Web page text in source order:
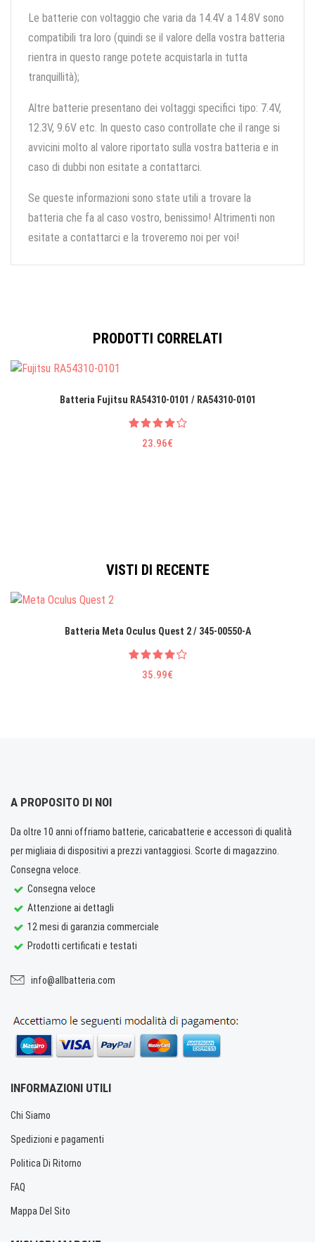
Le batterie con voltaggio che varia da 14.4V a 14.8V sono
compatibili tra loro (quindi se il valore della vostra batteria
rientra in questo range potete acquistarla in tutta
tranquillità);
Altre batterie presentano dei voltaggi specifici tipo: 7.4V,
12.3V, 9.6V etc. In questo caso controllate che il range si
avvicini molto al valore riportato sulla vostra batteria e in
caso di dubbi non esitate a contattarci.
Se queste informazioni sono state utili a trovare la
batteria che fa al caso vostro, benissimo! Altrimenti non
esitate a contattarci e la troveremo noi per voi!
PRODOTTI CORRELATI
Batteria Fujitsu RA54310-0101 / RA54310-0101
23.96€
VISTI DI RECENTE
Batteria Meta Oculus Quest 2 / 345-00550-A
35.99€
A PROPOSITO DI NOI
Da oltre 10 anni offriamo batterie, caricabatterie e accessori di qualità
per migliaia di dispositivi a prezzi vantaggiosi. Scorte di magazzino.
Consegna veloce.
Consegna veloce
Attenzione ai dettagli
12 mesi di garanzia commerciale
Prodotti certificati e testati
info@allbatteria.com
INFORMAZIONI UTILI
Chi Siamo
Spedizioni e pagamenti
Politica Di Ritorno
FAQ
Mappa Del Sito